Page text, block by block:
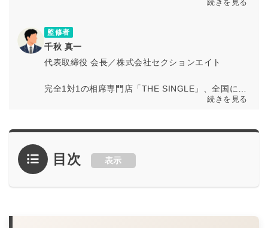
ザー体験に基づく検証を通じて、マッチングアプリ
しています。
続きを見る
監修者
千秋 真一
代表取締役 会長／株式会社セクションエイト
完全1対1の相席専門店「THE SINGLE」、全国に店
舗を展開する「相席屋」、お酒もスポーツも無限に
出会いのテーマにした事業を展開する株式会社セク
多様な出会いの形を創出し、誰もが自然に人とつな
続きを見る
目次 表示